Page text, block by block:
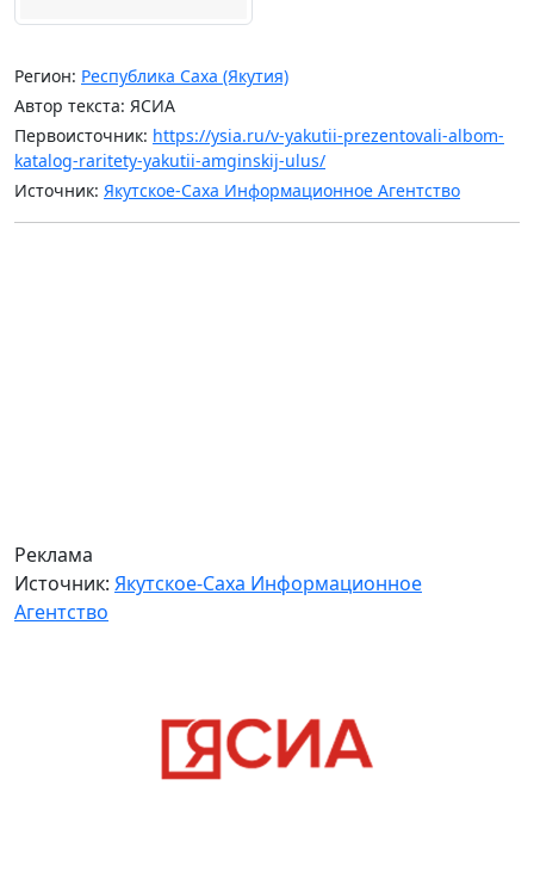
Регион: Республика Саха (Якутия)
Автор текста: ЯСИА
Первоисточник: https://ysia.ru/v-yakutii-prezentovali-albom-
katalog-raritety-yakutii-amginskij-ulus/
Источник: Якутское-Саха Информационное Агентство
Реклама
Источник: Якутское-Саха Информационное
Агентство